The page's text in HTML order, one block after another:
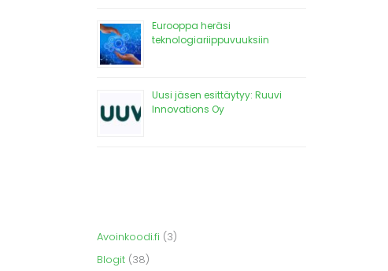
Eurooppa heräsi
teknologiariippuvuuksiin
Uusi jäsen esittäytyy: Ruuvi
Innovations Oy
Avoinkoodi.fi (3)
Blogit (38)